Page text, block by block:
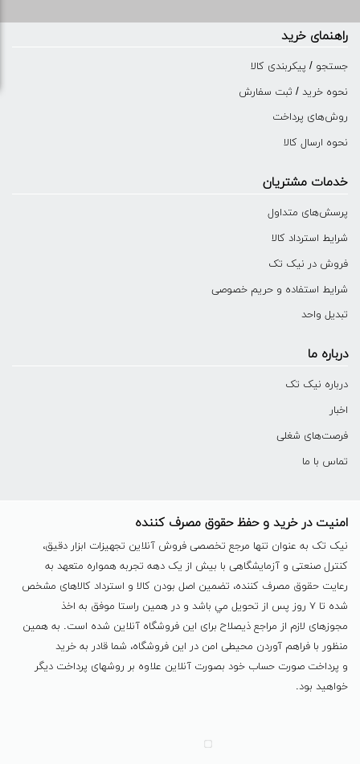
راهنمای خرید
جستجو / پیکربندی کالا
نحوه خرید / ثبت سفارش
روش‌های پرداخت
نحوه ارسال کالا
خدمات مشتریان
پرسش‌های متداول
شرایط استرداد کالا
فروش در نیک تک
شرایط استفاده و حریم خصوصی
تبدیل واحد
درباره ما
درباره نیک تک
اخبار
فرصت‌های شغلی
تماس با ما
امنیت در خرید و حفظ حقوق مصرف کننده
نیک تک به عنوان تنها مرجع تخصصی فروش آنلاین تجهیزات ابزار دقیق،
کنترل صنعتی و آزمایشگاهی با بیش از یک دهه تجربه همواره متعهد به
رعایت حقوق مصرف کننده، تضمین اصل بودن کالا و استرداد کالاهای مشخص
شده تا ٧ روز پس از تحویل مي باشد و در همين راستا موفق به اخذ
مجوزهای لازم از مراجع ذیصلاح برای این فروشگاه آنلاین شده است. به همين
منظور با فراهم آوردن محیطی امن در این فروشگاه، شما قادر به خرید
و پرداخت صورت حساب خود بصورت آنلاین علاوه بر روشهای پرداخت دیگر
خواهید بود.